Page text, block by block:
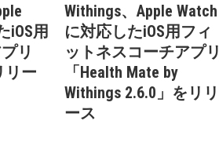
iOS用
リ
リー
Withings、Apple Watch
に対応したiOS用フィ
ットネスコーチアプリ
「Health Mate by
Withings 2.6.0」をリリ
ース